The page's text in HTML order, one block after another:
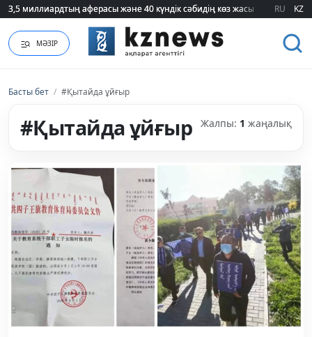
3,5 миллиардтың аферасы және 40 күндік сәбидің көз жасы:
3,5 миллиардтың аферасы және 40 күндік сәбидің көз жасы: RU KZ
МӘЗІР
Басты бет / #Қытайда ұйғыр
#Қытайда ұйғыр Жалпы: 1 жаңалық